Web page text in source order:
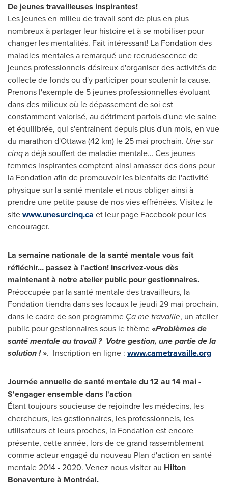
De jeunes travailleuses inspirantes!
Les jeunes en milieu de travail sont de plus en plus
nombreux à partager leur histoire et à se mobiliser pour
changer les mentalités. Fait intéressant! La Fondation des
maladies mentales a remarqué une recrudescence de
jeunes professionnels désireux d'organiser des activités de
collecte de fonds ou d'y participer pour soutenir la cause.
Prenons l'exemple de 5 jeunes professionnelles évoluant
dans des milieux où le dépassement de soi est
constamment valorisé, au détriment parfois d'une vie saine
et équilibrée, qui s'entrainent depuis plus d'un mois, en vue
du marathon d'Ottawa(42 km) le 25 mai prochain. Une sur
cinqa déjà souffert de maladie mentale… Ces jeunes
femmes inspirantes comptent ainsi amasser des dons pour
la Fondation afin de promouvoir les bienfaits de l'activité
physique sur la santé mentale et nous obliger ainsi à
prendre une petite pause de nos vies effrénées. Visitez le
sitewww.unesurcinq.ca et leur page Facebook pour les
encourager.
La semaine nationale de la santé mentale vous fait
réfléchir… passez à l'action! Inscrivez-vous dès
maintenant à notre atelier public pour gestionnaires.
Préoccupée par la santé mentale des travailleurs, la
Fondation tiendra dans ses locaux le jeudi 29 mai prochain,
dans le cadre de son programme Ça me travaille, un atelier
public pour gestionnaires sous le thème«Problèmes de
santé mentale au travail ? Votre gestion, une partie de la
solution !». Inscription en ligne : www.cametravaille.org
Journée annuelle de santé mentale du 12 au 14 mai -
S'engager ensemble dans l'action
Étant toujours soucieuse de rejoindre les médecins, les
chercheurs, les gestionnaires, les professionnels, les
utilisateurs et leurs proches, la Fondation est encore
présente, cette année, lors de ce grand rassemblement
comme acteur engagé du nouveau Plan d'action en santé
mentale 2014 - 2020. Venez nous visiter au Hilton
Bonaventureà Montréal.